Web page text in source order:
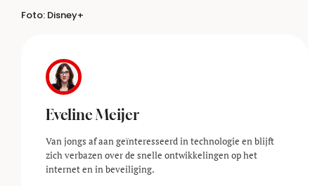
Foto: Disney+
Eveline Meijer
Van jongs af aan geïnteresseerd in technologie en blijft
zich verbazen over de snelle ontwikkelingen op het
internet en in beveiliging.